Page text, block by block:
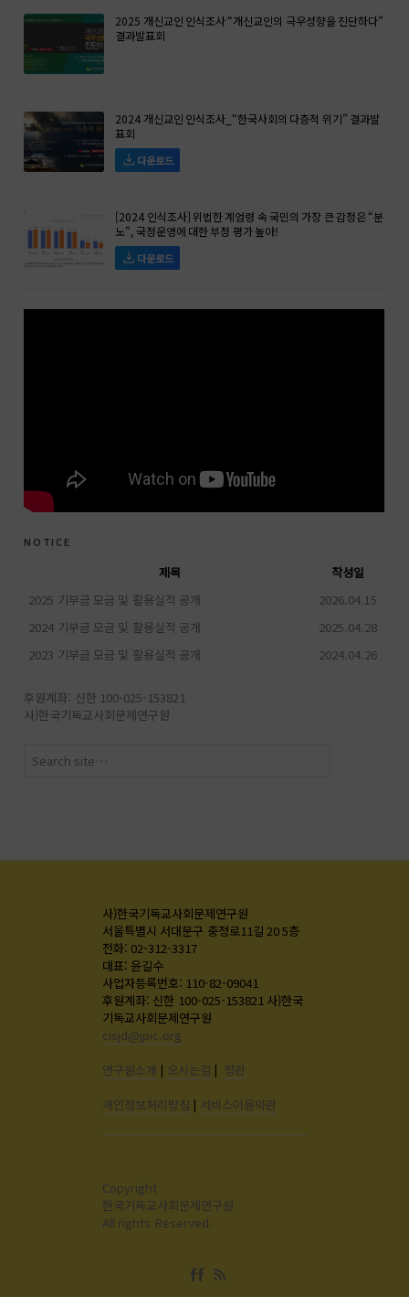
2025 개신교인 인식조사 “개신교인의 극우성향을 진단하다”
결과발표회
2024 개신교인 인식조사_“한국사회의 다층적 위기” 결과발
표회
다운로드
[2024 인식조사] 위법한 계엄령 속 국민의 가장 큰 감정은 “분
노”, 국정운영에 대한 부정 평가 높아!
다운로드
notice
제목
작성일
2025 기부금 모금 및 활용실적 공개
2026.04.15
2024 기부금 모금 및 활용실적 공개
2025.04.28
2023 기부금 모금 및 활용실적 공개
2024.04.26
후원계좌: 신한 100-025-153821
사)한국기독교사회문제연구원
사)한국기독교사회문제연구원
서울특별시 서대문구 충정로11길 20 5층
전화: 02-312-3317
대표: 윤길수
사업자등록번호: 110-82-09041
후원계좌: 신한 100-025-153821 사)한국
기독교사회문제연구원
cisjd@jpic.org
연구원소개 | 오시는길 | 정관
개인정보처리방침 | 서비스이용약관
Copyright
한국기독교사회문제연구원
All rights Reserved.